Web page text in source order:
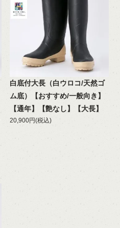
白底付大長（白ウロコ/天然ゴ
ム底）【おすすめ/一般向き】
【通年】【艶なし】【大長】
20,900円(税込)